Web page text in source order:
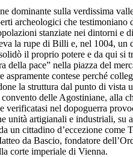
dominante sulla verdissima
archeologici che testimoniano
stanziate nei dintorni e
la rupe di Billi e, nel 1004, un
il proprio potere e da qui si
della pace” nella piazza del
contese perché
la struttura dal punto di vista
delle Agostiniane, alla
nel dopoguerra
unità artigianali e industriali, su
un cittadino d’eccezione come
da Bascio, fondatore
corte imperiale di Vienna.